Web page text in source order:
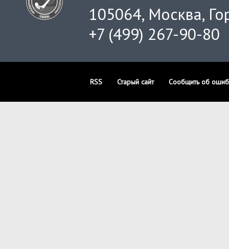
105064, Москва,
+7 (499) 267-90-80
RSS Старый сайт Сообщить об